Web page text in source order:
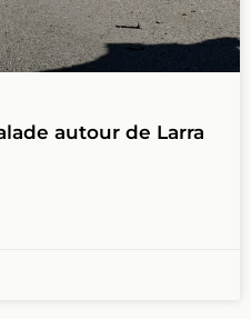
autour de Larra